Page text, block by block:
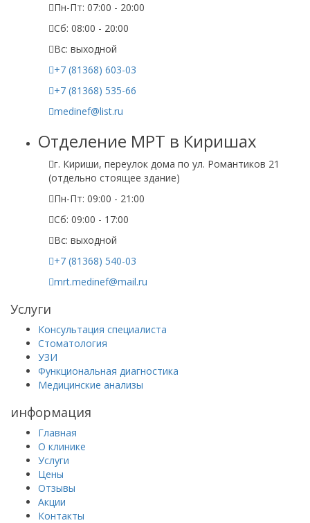
Пн-Пт: 07:00 - 20:00
Сб: 08:00 - 20:00
Вс: выходной
+7 (81368) 603-03
+7 (81368) 535-66
medinef@list.ru
Отделение МРТ в Киришах
г. Кириши, переулок дома по ул. Романтиков 21
(отдельно стоящее здание)
Пн-Пт: 09:00 - 21:00
Сб: 09:00 - 17:00
Вс: выходной
+7 (81368) 540-03
mrt.medinef@mail.ru
Услуги
Консультация специалиста
Стоматология
УЗИ
Функциональная диагностика
Медицинские анализы
информация
Главная
О клинике
Услуги
Цены
Отзывы
Акции
Контакты